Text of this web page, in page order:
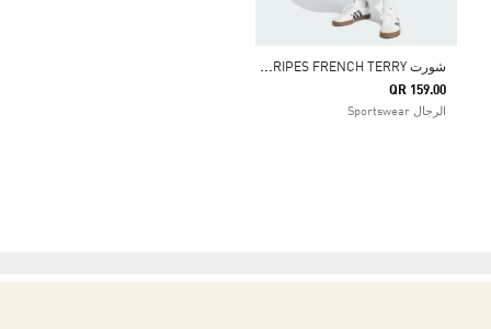
ش
ورت ESSENTIAL 3-STRIPES FRENCH TERRY
QR 159.00
الرجال Sportswear